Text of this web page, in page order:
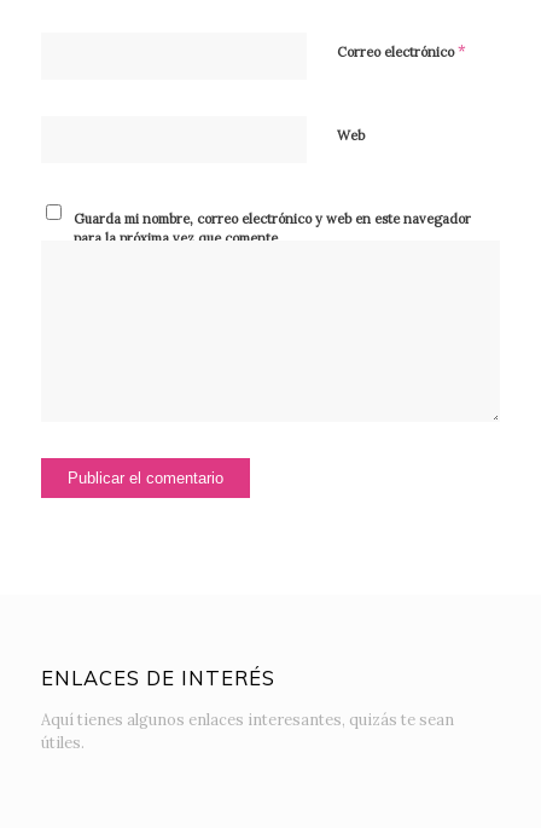
Correo electrónico*
Web
Guarda mi nombre, correo electrónico y web en este navegador
para la próxima vez que comente.
ENLACES DE INTERÉS
Aquí tienes algunos enlaces interesantes, quizás te sean
útiles.